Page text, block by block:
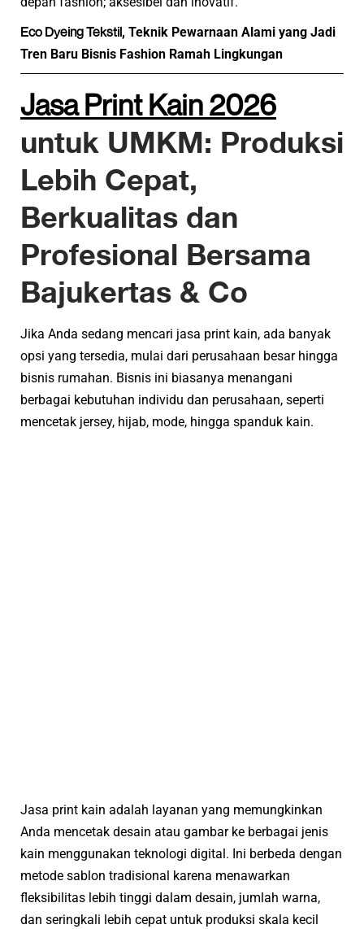
Eco Dyeing Tekstil, Teknik Pewarnaan Alami yang Jadi
Tren Baru Bisnis Fashion Ramah Lingkungan
Jasa Print Kain 2026
untuk UMKM: Produksi
Lebih Cepat,
Berkualitas dan
Profesional Bersama
Bajukertas & Co
Jika Anda sedang mencari jasa print kain, ada banyak
opsi yang tersedia, mulai dari perusahaan besar hingga
bisnis rumahan. Bisnis ini biasanya menangani
berbagai kebutuhan individu dan perusahaan, seperti
mencetak jersey, hijab, mode, hingga spanduk kain.
Jasa print kain adalah layanan yang memungkinkan
Anda mencetak desain atau gambar ke berbagai jenis
kain menggunakan teknologi digital. Ini berbeda dengan
metode sablon tradisional karena menawarkan
fleksibilitas lebih tinggi dalam desain, jumlah warna,
dan seringkali lebih cepat untuk produksi skala kecil